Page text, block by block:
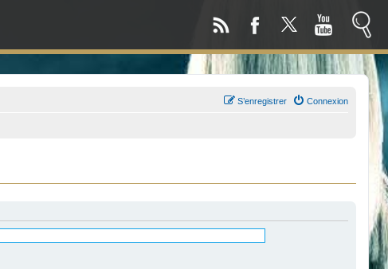
Connexion
S’enregistrer